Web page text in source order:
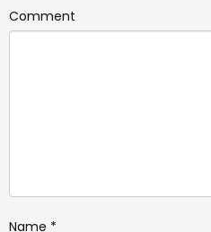
Comment
Name *